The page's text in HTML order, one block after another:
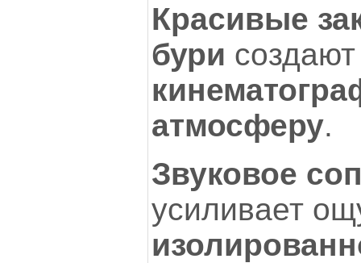
Красивые
бури
атмосферу.
Звуковое
усиливает